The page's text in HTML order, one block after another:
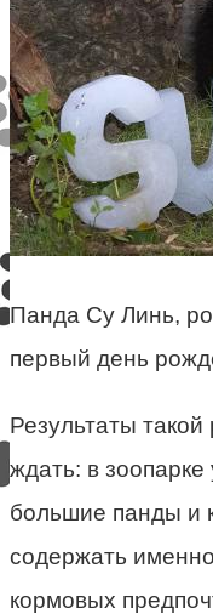
Панда Су Линь,
первый день
Результаты
ждать: в
большие панды и
содержать
кормовых